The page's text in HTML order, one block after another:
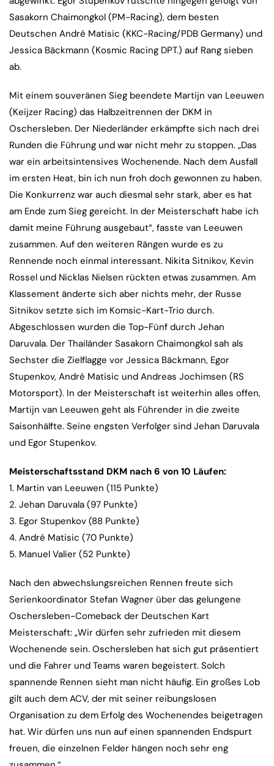
Sasakorn Chaimongkol (PM-Racing), dem besten
Deutschen André Matisic (KKC-Racing/PDB Germany) und
Jessica Bäckmann (Kosmic Racing DPT.) auf Rang sieben
ab.
Mit einem souveränen Sieg beendete Martijn van Leeuwen
(Keijzer Racing) das Halbzeitrennen der DKM in
Oschersleben. Der Niederländer erkämpfte sich nach drei
Runden die Führung und war nicht mehr zu stoppen. „Das
war ein arbeitsintensives Wochenende. Nach dem Ausfall
im ersten Heat, bin ich nun froh doch gewonnen zu haben.
Die Konkurrenz war auch diesmal sehr stark, aber es hat
am Ende zum Sieg gereicht. In der Meisterschaft habe ich
damit meine Führung ausgebaut“, fasste van Leeuwen
zusammen. Auf den weiteren Rängen wurde es zu
Rennende noch einmal interessant. Nikita Sitnikov, Kevin
Rossel und Nicklas Nielsen rückten etwas zusammen. Am
Klassement änderte sich aber nichts mehr, der Russe
Sitnikov setzte sich im Komsic-Kart-Trio durch.
Abgeschlossen wurden die Top-Fünf durch Jehan
Daruvala. Der Thailänder Sasakorn Chaimongkol sah als
Sechster die Zielflagge vor Jessica Bäckmann, Egor
Stupenkov, André Matisic und Andreas Jochimsen (RS
Motorsport). In der Meisterschaft ist weiterhin alles offen,
Martijn van Leeuwen geht als Führender in die zweite
Saisonhälfte. Seine engsten Verfolger sind Jehan Daruvala
und Egor Stupenkov.
Meisterschaftsstand DKM nach 6 von 10 Läufen:
1. Martin van Leeuwen (115 Punkte)
2. Jehan Daruvala (97 Punkte)
3. Egor Stupenkov (88 Punkte)
4. André Matisic (70 Punkte)
5. Manuel Valier (52 Punkte)
Nach den abwechslungsreichen Rennen freute sich
Serienkoordinator Stefan Wagner über das gelungene
Oschersleben-Comeback der Deutschen Kart
Meisterschaft: „Wir dürfen sehr zufrieden mit diesem
Wochenende sein. Oschersleben hat sich gut präsentiert
und die Fahrer und Teams waren begeistert. Solch
spannende Rennen sieht man nicht häufig. Ein großes Lob
gilt auch dem ACV, der mit seiner reibungslosen
Organisation zu dem Erfolg des Wochenendes beigetragen
hat. Wir dürfen uns nun auf einen spannenden Endspurt
freuen, die einzelnen Felder hängen noch sehr eng